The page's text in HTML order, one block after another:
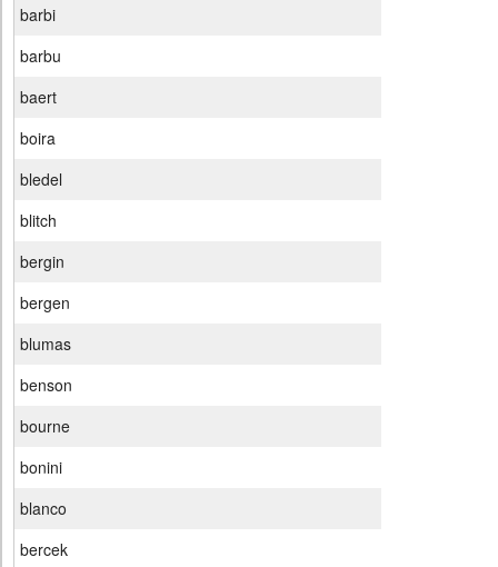
barbi
barbu
baert
boira
bledel
blitch
bergin
bergen
blumas
benson
bourne
bonini
blanco
bercek